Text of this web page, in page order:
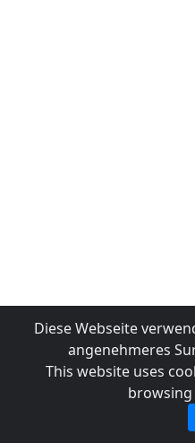
Diese Webseite
angenehmeres
This website uses
browsing